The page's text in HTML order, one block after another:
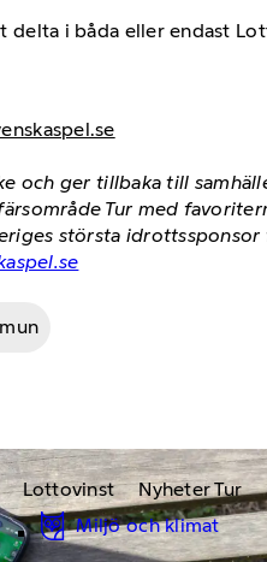
Miljö och klimat
delta i båda eller endast
och ger tillbaka till
Tur med
största
Lottovinst Nyheter Tur